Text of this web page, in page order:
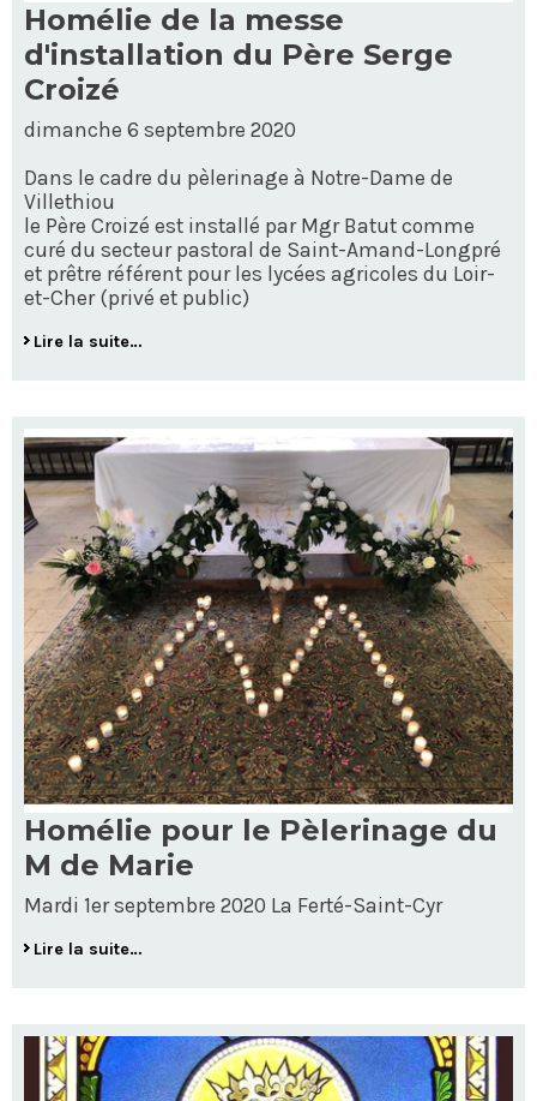
Homélie de la messe
d'installation du Père Serge
Croizé
dimanche 6 septembre 2020
Dans le cadre du pèlerinage à Notre-Dame de
Villethiou
le Père Croizé est installé par Mgr Batut comme
curé du secteur pastoral de Saint-Amand-Longpré
et prêtre référent pour les lycées agricoles du Loir-
et-Cher (privé et public)
Lire la suite…
Homélie pour le Pèlerinage du
M de Marie
Mardi 1er septembre 2020 La Ferté-Saint-Cyr
Lire la suite…